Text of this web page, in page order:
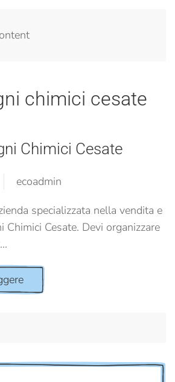
chimici cesate
Chimici Cesate
ecoadmin
specializzata nella vendita e
Chimici Cesate. Devi organizzare